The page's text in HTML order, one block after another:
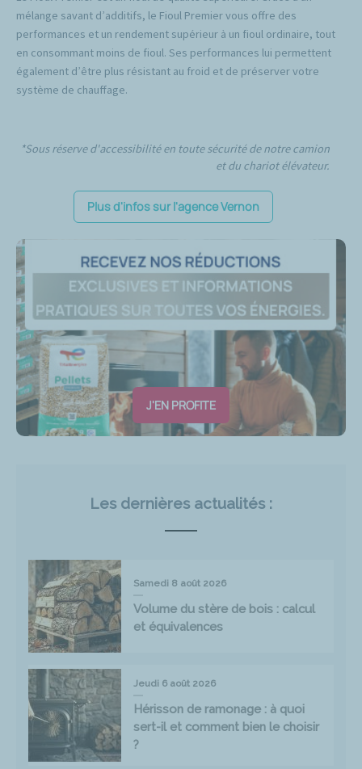
mélange savant d’additifs, le Fioul Premier vous offre des
performances et un rendement supérieur à un fioul ordinaire, tout
en consommant moins de fioul. Ses performances lui permettent
également d’être plus résistant au froid et de préserver votre
système de chauffage.
*Sous réserve d'accessibilité en toute sécurité de notre camion
et du chariot élévateur.
Plus d'infos sur l'agence Vernon
J'EN PROFITE
Les dernières actualités :
Samedi 8 août 2026
Volume du stère de bois : calcul
et équivalences
Jeudi 6 août 2026
Hérisson de ramonage : à quoi
sert-il et comment bien le choisir
?